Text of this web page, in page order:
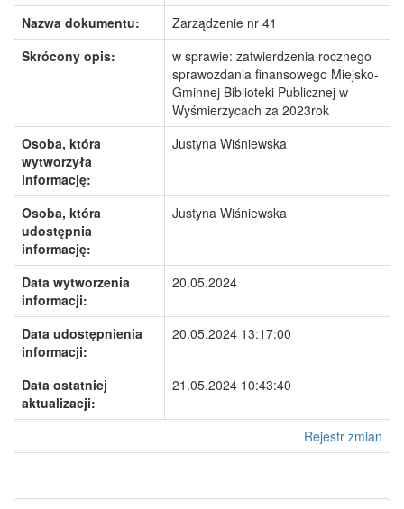
Nazwa dokumentu:
Zarządzenie nr 41
Skrócony opis:
w sprawie: zatwierdzenia rocznego
sprawozdania finansowego Miejsko-
Gminnej Biblioteki Publicznej w
Wyśmierzycach za 2023rok
Osoba, która
wytworzyła
informację:
Justyna Wiśniewska
Osoba, która
udostępnia
informację:
Justyna Wiśniewska
Data wytworzenia
informacji:
20.05.2024
Data udostępnienia
informacji:
20.05.2024 13:17:00
Data ostatniej
aktualizacji:
21.05.2024 10:43:40
Rejestr zmian